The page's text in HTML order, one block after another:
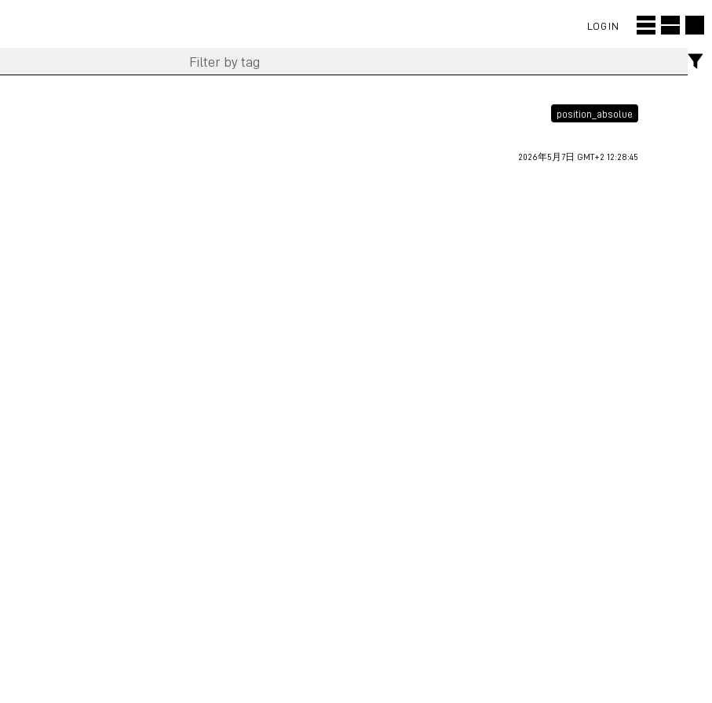
LOGIN
position_absolue
2026年5月7日 GMT+2 12:28:45